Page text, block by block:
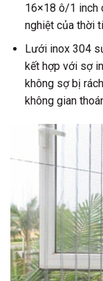
16×18 ô/1 inch
nghiệt của thời
Lưới inox 304
kết hợp với sợ
không sợ bị
không gian